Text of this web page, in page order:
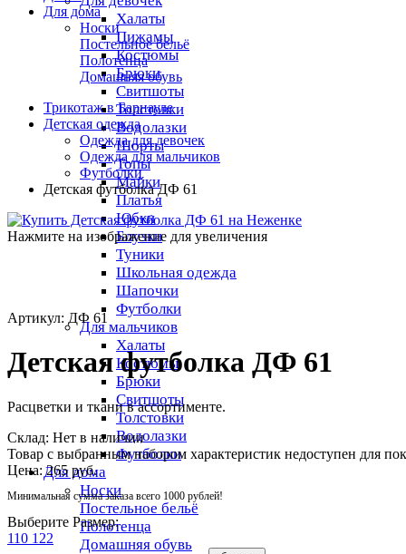
Халаты
Пижамы
Костюмы
Брюки
Свитшоты
Толстовки
Водолазки
Шорты
Топы
Майки
Платья
Юбки
Блузки
Туники
Школьная одежда
Шапочки
Футболки
Для мальчиков
Халаты
Костюмы
Брюки
Свитшоты
Толстовки
Водолазки
Футболки
Для дома
Носки
Постельное бельё
Полотенца
Домашняя обувь
Для дома
Носки
Постельное бельё
Полотенца
Домашняя обувь
Трикотаж в Барнауле
Детская одежда
Одежда для девочек
Одежда для мальчиков
Футболки
Детская футболка ДФ 61
Нажмите на изображение для увеличения
Артикул: ДФ 61
Детская футболка ДФ 61
Расцветки и ткани в ассортименте.
Cклад: Нет в наличии
Товар с выбранным набором характеристик недоступен для
Цена:265 руб.
Минимальная сумма заказа всего 1000 рублей!
Выберите Размер:
110 122